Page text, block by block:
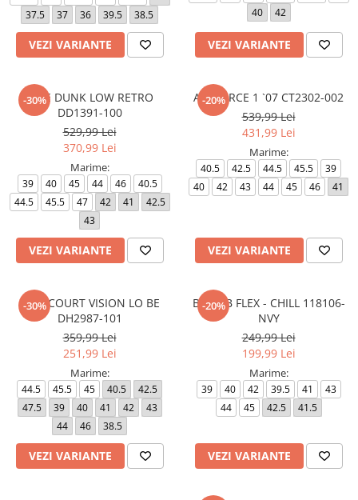
37.5
37 36 39.5 38.5
VEZI VARIANTE
40
42
VEZI VARIANTE
-30%
NIKE DUNK LOW RETRO
DD1391-100
529,99 Lei
370,99 Lei
Marime:
39 40 45 44 46
40.5
44.5
45.5 47 42 41
42.5
43
VEZI VARIANTE
-20%
AIR FORCE 1 `07 CT2302-002
539,99 Lei
431,99 Lei
Marime:
40.5 42.5 44.5 45.5
39
40
42 43 44 45 46 41
VEZI VARIANTE
-30%
NIKE COURT VISION LO BE
DH2987-101
359,99 Lei
251,99 Lei
Marime:
44.5 45.5 45 40.5
42.5
47.5
39 40 41 42
43
44
46 38.5
VEZI VARIANTE
-20%
BOBS B FLEX - CHILL 118106-
NVY
249,99 Lei
199,99 Lei
Marime:
39 40 42 39.5 41
43
44
45 42.5 41.5
VEZI VARIANTE